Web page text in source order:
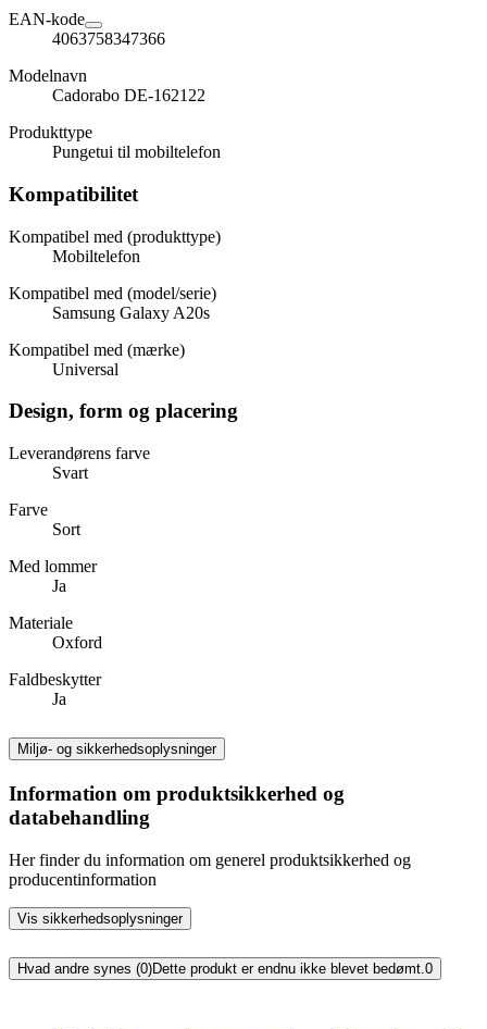
EAN-kode
4063758347366
Modelnavn
Cadorabo DE-162122
Produkttype
Pungetui til mobiltelefon
Kompatibilitet
Kompatibel med (produkttype)
Mobiltelefon
Kompatibel med (model/serie)
Samsung Galaxy A20s
Kompatibel med (mærke)
Universal
Design, form og placering
Leverandørens farve
Svart
Farve
Sort
Med lommer
Ja
Materiale
Oxford
Faldbeskytter
Ja
Miljø- og sikkerhedsoplysninger
Information om produktsikkerhed og
databehandling
Her finder du information om generel produktsikkerhed og
producentinformation
Vis sikkerhedsoplysninger
Hvad andre synes (0)Dette produkt er endnu ikke blevet bedømt.0